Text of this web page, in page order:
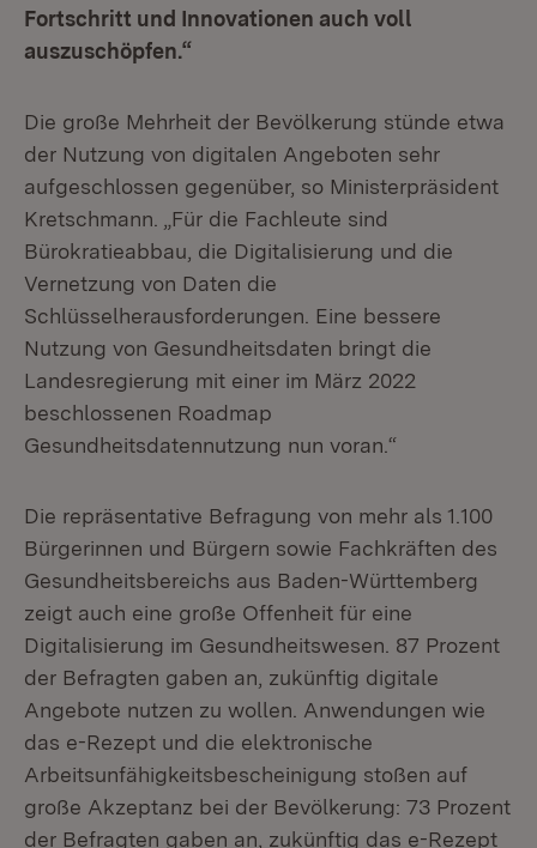
Fortschritt und Innovationen auch voll
auszuschöpfen.“
Die große Mehrheit der Bevölkerung stünde etwa
der Nutzung von digitalen Angeboten sehr
aufgeschlossen gegenüber, so Ministerpräsident
Kretschmann. „Für die Fachleute sind
Bürokratieabbau, die Digitalisierung und die
Vernetzung von Daten die
Schlüsselherausforderungen. Eine bessere
Nutzung von Gesundheitsdaten bringt die
Landesregierung mit einer im März 2022
beschlossenen Roadmap
Gesundheitsdatennutzung nun voran.“
Die repräsentative Befragung von mehr als 1.100
Bürgerinnen und Bürgern sowie Fachkräften des
Gesundheitsbereichs aus Baden-Württemberg
zeigt auch eine große Offenheit für eine
Digitalisierung im Gesundheitswesen. 87 Prozent
der Befragten gaben an, zukünftig digitale
Angebote nutzen zu wollen. Anwendungen wie
das e-Rezept und die elektronische
Arbeitsunfähigkeitsbescheinigung stoßen auf
große Akzeptanz bei der Bevölkerung: 73 Prozent
der Befragten gaben an, zukünftig das e-Rezept